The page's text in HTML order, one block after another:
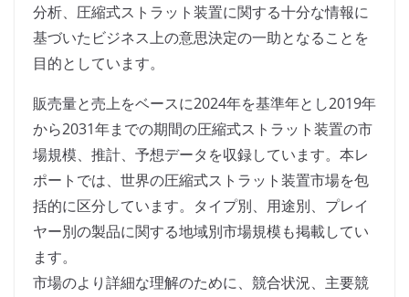
分析、圧縮式ストラット装置に関する十分な情報に
基づいたビジネス上の意思決定の一助となることを
目的としています。
販売量と売上をベースに2024年を基準年とし2019年
から2031年までの期間の圧縮式ストラット装置の市
場規模、推計、予想データを収録しています。本レ
ポートでは、世界の圧縮式ストラット装置市場を包
括的に区分しています。タイプ別、用途別、プレイ
ヤー別の製品に関する地域別市場規模も掲載してい
ます。
市場のより詳細な理解のために、競合状況、主要競